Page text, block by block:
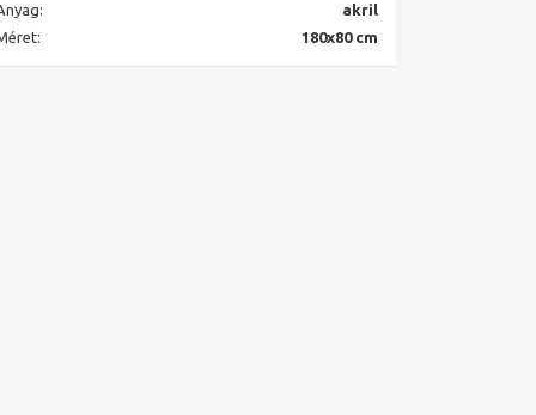
akril
180x80 cm